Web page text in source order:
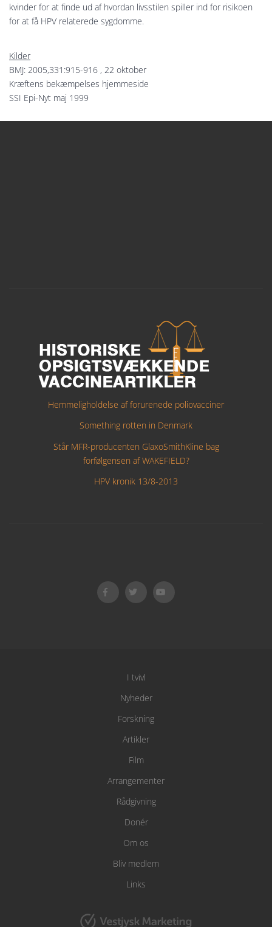
kvinder for at finde ud af hvordan livsstilen spiller ind for risikoen
for at få HPV relaterede sygdomme.
Kilder
BMJ: 2005,331:915-916 , 22 oktober
Kræftens bekæmpelses hjemmeside
SSI Epi-Nyt maj 1999
Hemmeligholdelse af forurenede poliovacciner
Something rotten in Denmark
Står MFR-producenten GlaxoSmithKline bag
forfølgensen af WAKEFIELD?
HPV kronik 13/8-2013
I tvivl
Nyheder
Forskning
Artikler
Film
Arrangementer
Rådgivning
Donér
Om os
Bliv medlem
Links